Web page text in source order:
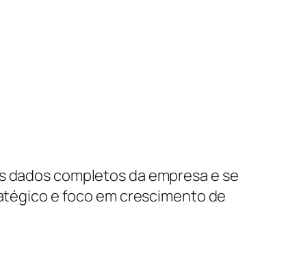
dados completos da empresa e se
e foco em crescimento de